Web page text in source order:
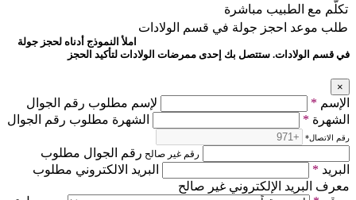
تكلّم مع الطبيب مباشرة
طلب موعد احجز جولة في قسم الولادات
املأ النموذج أدناه لحجز جولة
في قسم الولادات. ستتصل بك إحدى ممرضات الولادات لتأكيد الحجز
×
الإسم *
لإسم مطلوب رقم الجوال
الشهرة * الشهرة مطلوب رقم الجوال
رقم الاتصال*
رقم غير صالح رقم الجوال مطلوب
البريد *
البريد الالكتروني مطلوب
معرف البريد الإلكتروني غير صالح